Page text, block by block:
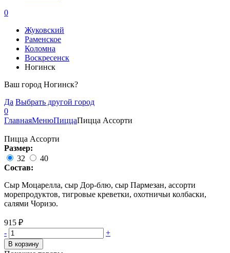
0
Жуковский
Раменское
Коломна
Воскресенск
Ногинск
Ваш город Ногинск?
Да Выбрать другой город
0
ГлавнаяМенюПиццаПицца Ассорти
Пицца Ассорти
Размер:
32
40
Состав:
Сыр Моцарелла, сыр Дор-блю, сыр Пармезан, ассорти
морепродуктов, тигровые креветки, охотничьи колбаски,
салями Чоризо.
915 ₽
-
+
В корзину